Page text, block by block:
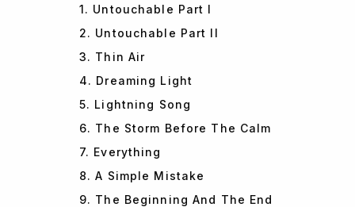
1. Untouchable Part I
2. Untouchable Part II
3. Thin Air
4. Dreaming Light
5. Lightning Song
6. The Storm Before The Calm
7. Everything
8. A Simple Mistake
9. The Beginning And The End